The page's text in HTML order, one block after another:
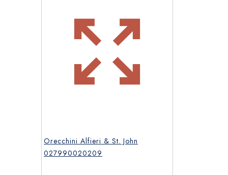
Orecchini Alfieri & St. John
027990020209